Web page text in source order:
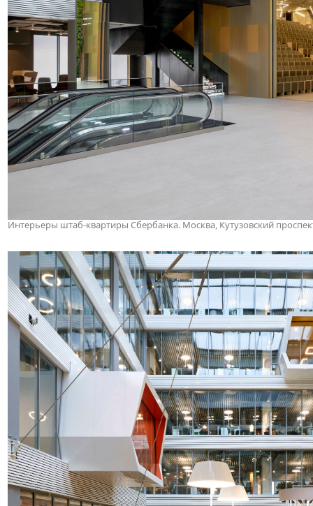
Интерьеры штаб-квартиры Сбербанка. Москва, Кутузовский